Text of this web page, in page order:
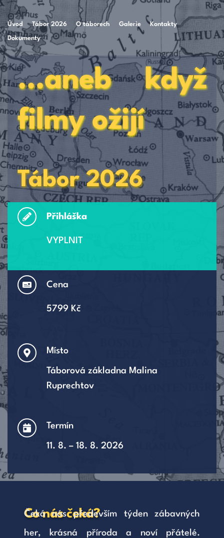
Úvod Tábor 2026 O táborech Galerie Kontakty
Dokumenty
...aneb když
filmy ožijí
Tábor 2026
Termín
11. 8. – 18. 8. 2026
Místo
Táborová základna Malina
Ruprechtov
Cena
5799 Kč
Přihláška
VYPLNIT
Co nás čeká?
Čeká nás především týden zábavných
her, krásná příroda a noví přátelé.